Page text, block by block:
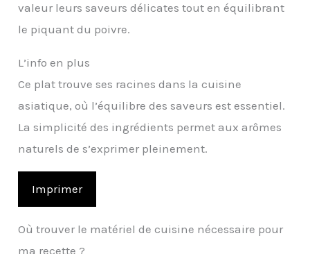
valeur leurs saveurs délicates tout en équilibrant
le piquant du poivre.
L’info en plus
Ce plat trouve ses racines dans la cuisine
asiatique, où l’équilibre des saveurs est essentiel.
La simplicité des ingrédients permet aux arômes
naturels de s’exprimer pleinement.
Imprimer
Où trouver le matériel de cuisine nécessaire pour
ma recette ?